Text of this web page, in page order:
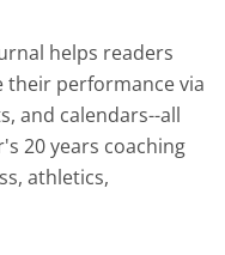
helps readers
their performance via
and calendars--all
20 years coaching
athletics,